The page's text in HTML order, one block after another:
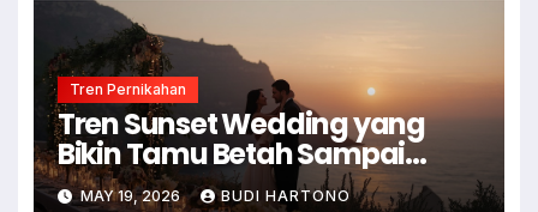
Tren Pernikahan
Tren Sunset Wedding yang
Bikin Tamu Betah Sampai
Malam
MAY 19, 2026 BUDI HARTONO